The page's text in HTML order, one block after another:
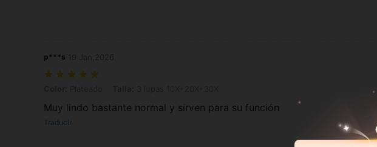
p***s
Muy lindo bastante normal y sirven para su función
Traducir